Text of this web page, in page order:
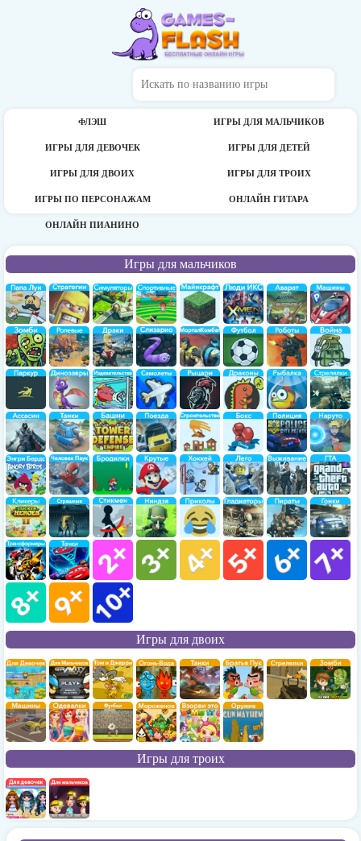
ФЛЭШ ИГРЫ ДЛЯ МАЛЬЧИКОВ
ИГРЫ ДЛЯ ДЕВОЧЕК ИГРЫ ДЛЯ ДЕТЕЙ
ИГРЫ ДЛЯ ДВОИХ ИГРЫ ДЛЯ ТРОИХ
ИГРЫ ПО ПЕРСОНАЖАМ ОНЛАЙН ГИТАРА
ОНЛАЙН ПИАНИНО
Игры для мальчиков
Игры для двоих
Игры для троих